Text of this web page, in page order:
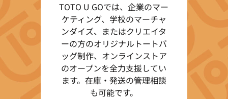
TOTO U GOでは、企業のマー
ケティング、学校のマーチャ
ンダイズ、またはクリエイタ
ーの方のオリジナルトートバ
ッグ制作、オンラインストア
のオープンを全力支援してい
ます。在庫・発送の管理相談
も可能です。